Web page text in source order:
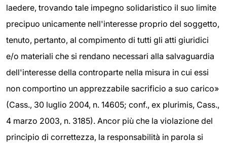
laedere, trovando tale impegno solidaristico il suo limite
precipuo unicamente nell'interesse proprio del soggetto,
tenuto, pertanto, al compimento di tutti gli atti giuridici
e/o materiali che si rendano necessari alla salvaguardia
dell'interesse della controparte nella misura in cui essi
non comportino un apprezzabile sacrificio a suo carico»
(Cass., 30 luglio 2004, n. 14605; conf., ex plurimis, Cass.,
4 marzo 2003, n. 3185). Ancor più che la violazione del
principio di correttezza, la responsabilità in parola si